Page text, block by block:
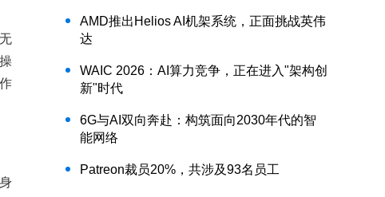
AMD推出Helios AI机架系统，正面挑战英伟
达
WAIC 2026：AI算力竞争，正在进入"架构创
新"时代
6G与AI双向奔赴：构筑面向2030年代的智
能网络
Patreon裁员20%，共涉及93名员工